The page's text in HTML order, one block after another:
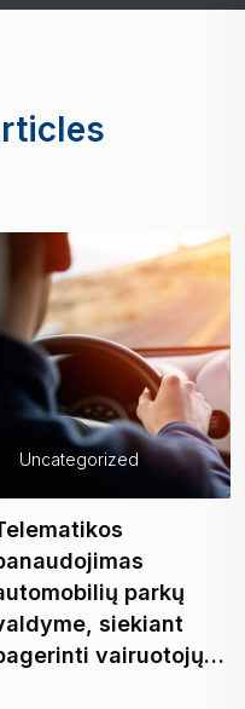
Uncategorized
parkų
siekiant
vairuotojų…